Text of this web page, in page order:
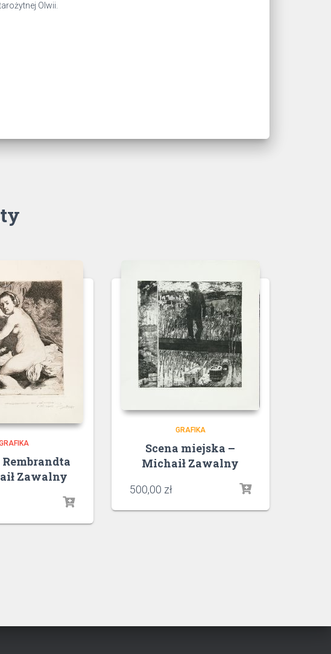
Olwii.
Zawalny
GRAFIKA
Scena miejska –
Michaił Zawalny
500,00 zł